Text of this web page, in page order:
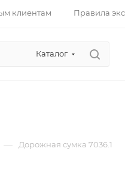
клиентам Правила
Каталог
— Дорожная сумка 7036.1